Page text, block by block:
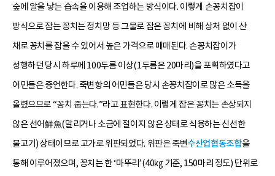
숲에 알을 낳는 습속을 이용해 조업하는 방식이다. 이렇게 손꽁치잡이
방식으로 잡는 꽁치는 정치망 등 그물로 잡은 꽁치에 비해 상처 없이 산
채로 꽁치를 잡을 수 있어서 높은 가격으로 매매된다. 손꽁치잡이가
성행하던 당시 하루에 100두름 이상(1두름은 20마리)을 포획하였다고
어민들은 증언한다. 죽변항의 어민들은 당시 손꽁치잡이로 많은 소득을
올렸으므로 “꽁치 줍는다.”라고 표현한다. 이렇게 잡은 꽁치는 손상되지
않은 선어鮮魚(말리거나 소금에 절이지 않은 상태로 식용하는 신선한
물고기) 상태이므로 고가로 위판되었다. 위판은 죽변수산업협동조합을
통해 이루어졌으며, 꽁치는 한 ‘마뚜리’(40㎏ 기준, 150마리 정도) 단위로